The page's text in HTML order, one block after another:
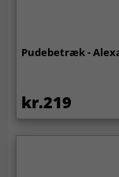
Pudebetræk -
kr.219